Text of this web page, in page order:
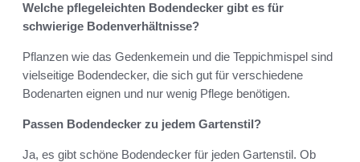
Welche pflegeleichten Bodendecker gibt es für
schwierige Bodenverhältnisse?
Pflanzen wie das Gedenkemein und die Teppichmispel sind
vielseitige Bodendecker, die sich gut für verschiedene
Bodenarten eignen und nur wenig Pflege benötigen.
Passen Bodendecker zu jedem Gartenstil?
Ja, es gibt schöne Bodendecker für jeden Gartenstil. Ob